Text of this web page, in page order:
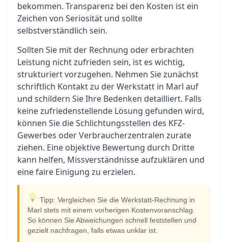
bekommen. Transparenz bei den Kosten ist ein
Zeichen von Seriosität und sollte
selbstverständlich sein.
Sollten Sie mit der Rechnung oder erbrachten
Leistung nicht zufrieden sein, ist es wichtig,
strukturiert vorzugehen. Nehmen Sie zunächst
schriftlich Kontakt zu der Werkstatt in Marl auf
und schildern Sie Ihre Bedenken detailliert. Falls
keine zufriedenstellende Lösung gefunden wird,
können Sie die Schlichtungsstellen des KFZ-
Gewerbes oder Verbraucherzentralen zurate
ziehen. Eine objektive Bewertung durch Dritte
kann helfen, Missverständnisse aufzuklären und
eine faire Einigung zu erzielen.
Tipp: Vergleichen Sie die Werkstatt-Rechnung in
Marl stets mit einem vorherigen Kostenvoranschlag.
So können Sie Abweichungen schnell feststellen und
gezielt nachfragen, falls etwas unklar ist.